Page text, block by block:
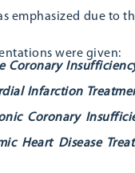
emphasized due to
were given:
Coronary
Infarction
Coronary
Heart Disease